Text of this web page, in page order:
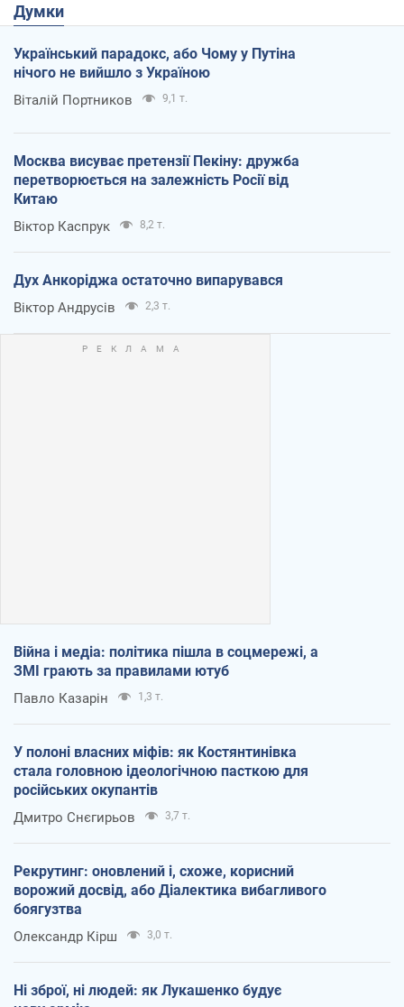
Думки
Український парадокс, або Чому у Путіна
нічого не вийшло з Україною
Віталій Портников 9,1 т.
Москва висуває претензії Пекіну: дружба
перетворюється на залежність Росії від
Китаю
Віктор Каспрук 8,2 т.
Дух Анкоріджа остаточно випарувався
Віктор Андрусів 2,3 т.
Війна і медіа: політика пішла в соцмережі, а
ЗМІ грають за правилами ютуб
Павло Казарін 1,3 т.
У полоні власних міфів: як Костянтинівка
стала головною ідеологічною пасткою для
російських окупантів
Дмитро Снєгирьов 3,7 т.
Рекрутинг: оновлений і, схоже, корисний
ворожий досвід, або Діалектика вибагливого
боягузтва
Олександр Кірш 3,0 т.
Ні зброї, ні людей: як Лукашенко будує